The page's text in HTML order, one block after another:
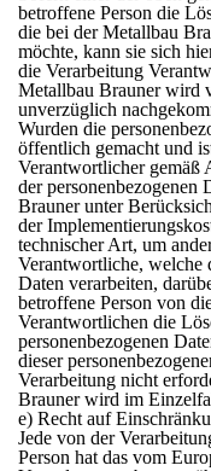
betroffene Person die
die bei der Metallbau
möchte, kann sie sich
die Verarbeitung
Metallbau Brauner wird
unverzüglich
Wurden die
öffentlich gemacht und
Verantwortlicher
der
Brauner unter
der
technischer Art, um
Verantwortliche, welche
Daten verarbeiten,
betroffene Person von
Verantwortlichen die
personenbezogenen
dieser
Verarbeitung nicht
Brauner wird im
e) Recht auf
Jede von der
Person hat das vom